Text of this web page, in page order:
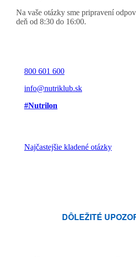
Na vaše otázky sme pripravení
deň od 8:30 do 16:00.
800 601 600
info@nutriklub.sk
#Nutrilon
Najčastejšie kladené otázky
DÔLEŽITÉ